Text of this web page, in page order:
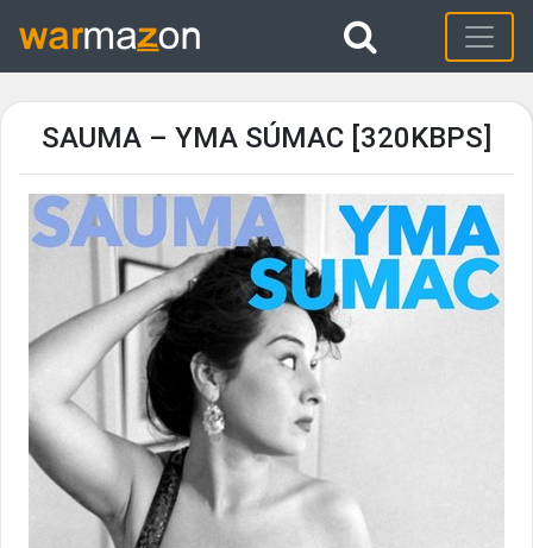
SAUMA – YMA SÚMAC [320KBPS]